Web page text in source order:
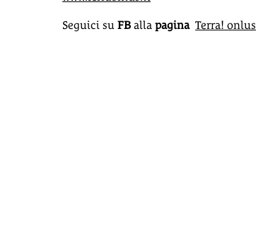
Seguici su FB alla pagina Terra! onlus